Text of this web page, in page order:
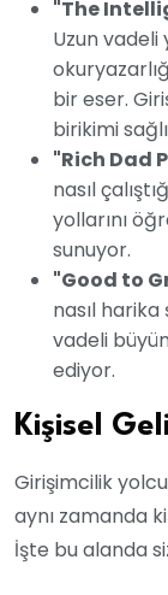
"The
Uzun vadeli
bir eser.
birikimi
"Rich Dad
nasıl
yollarını
sunuyor.
"Good to
nasıl
vadeli
ediyor.
Kişisel
Girişimcilik
aynı zamanda
İşte bu alanda